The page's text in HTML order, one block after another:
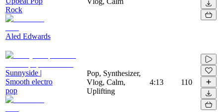
Rock
Aled Edwards
Sunnyside |
Smooth electro
pop
Pop, Synthesizer,
Vlog, Calm,
Uplifting
4:13 110